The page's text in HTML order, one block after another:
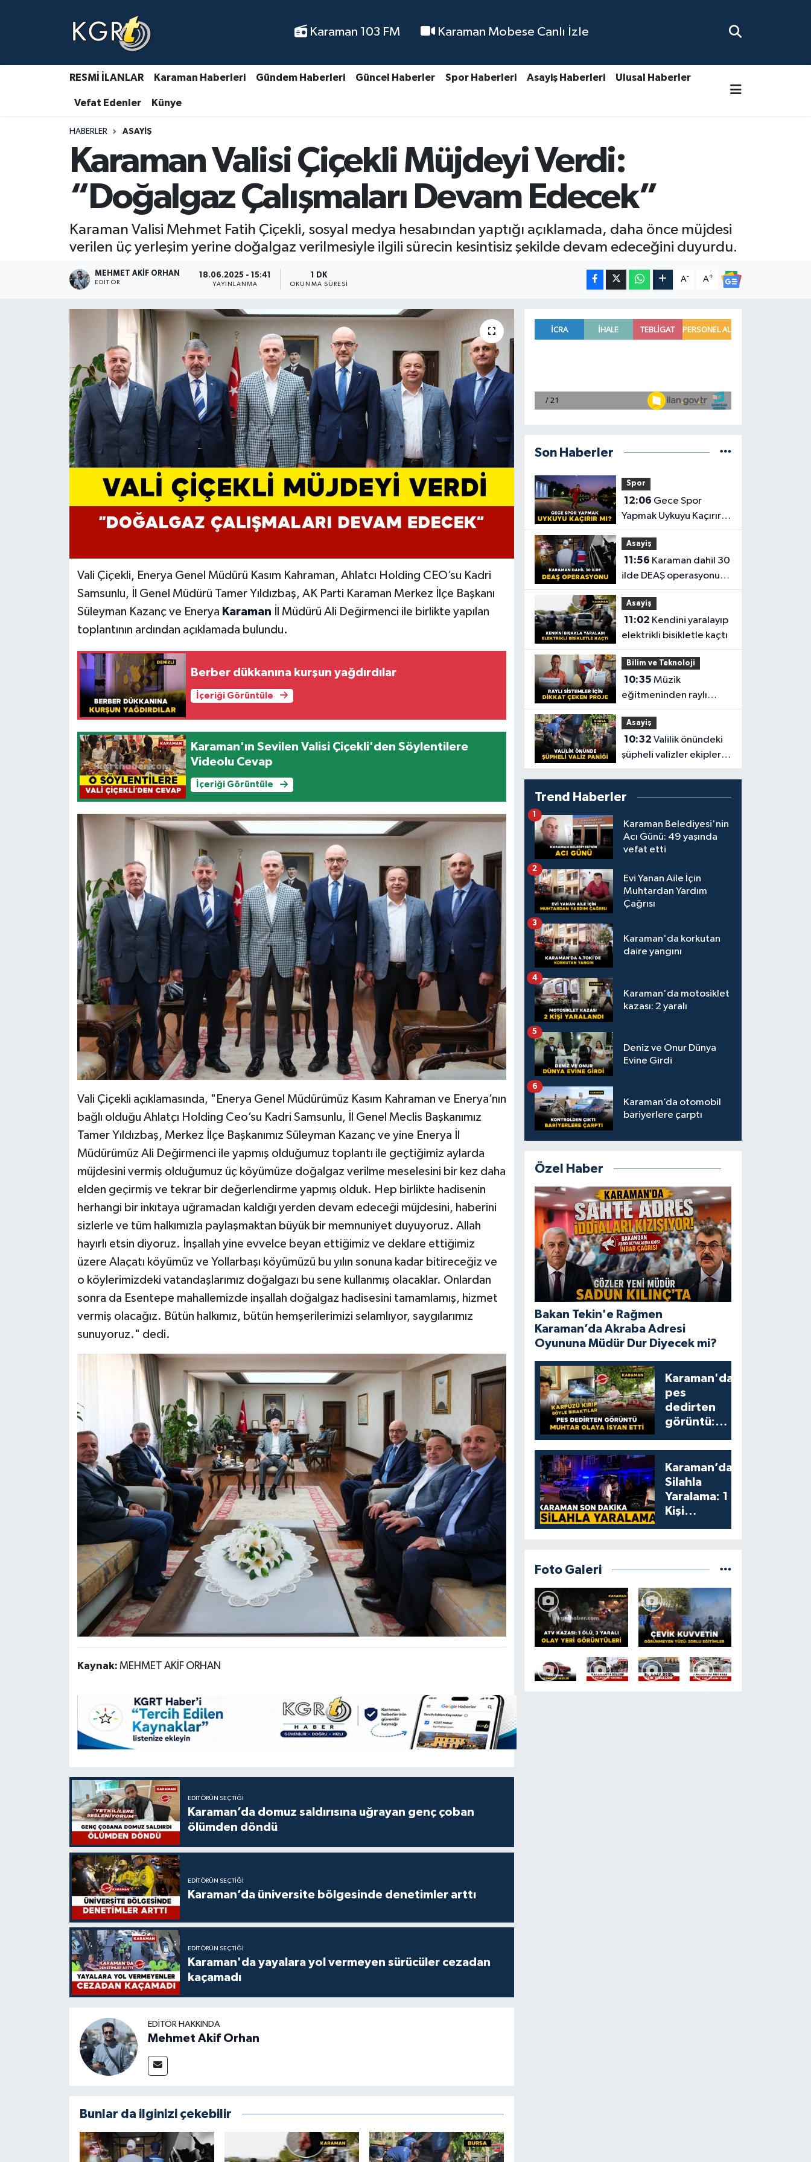
Karaman 103 FM Karaman Mobese Canlı İzle
RESMİ İLANLAR Karaman Haberleri Gündem Haberleri Güncel Haberler Spor Haberleri Asayiş Haberleri Ulusal Haberler
Vefat Edenler Künye
HABERLER ASAYIŞ
Karaman Valisi Çiçekli Müjdeyi Verdi:
“Doğalgaz Çalışmaları Devam Edecek”
Karaman Valisi Mehmet Fatih Çiçekli, sosyal medya hesabından yaptığı açıklamada, daha önce müjdesi
verilen üç yerleşim yerine doğalgaz verilmesiyle ilgili sürecin kesintisiz şekilde devam edeceğini duyurdu.
MEHMET AKIF ORHAN
EDITÖR
18.06.2025 - 15:41
YAYINLANMA
1 DK
OKUNMA SÜRESI
A- A+
Vali Çiçekli, Enerya Genel Müdürü Kasım Kahraman, Ahlatcı Holding CEO’su Kadri
Samsunlu, İl Genel Müdürü Tamer Yıldızbaş, AK Parti Karaman Merkez İlçe Başkanı
Süleyman Kazanç ve Enerya Karaman
İl Müdürü Ali Değirmenci ile birlikte yapılan
toplantının ardından açıklamada bulundu.
Berber dükkanına kurşun yağdırdılar
İçeriği Görüntüle
Karaman'ın Sevilen Valisi Çiçekli'den Söylentilere
Videolu Cevap
İçeriği Görüntüle
Vali Çiçekli açıklamasında, "Enerya Genel Müdürümüz Kasım Kahraman ve Enerya’nın
bağlı olduğu Ahlatçı Holding Ceo’su Kadri Samsunlu, İl Genel Meclis Başkanımız
Tamer Yıldızbaş, Merkez İlçe Başkanımız Süleyman Kazanç ve yine Enerya İl
Müdürümüz Ali Değirmenci ile yapmış olduğumuz toplantı ile geçtiğimiz aylarda
müjdesini vermiş olduğumuz üç köyümüze doğalgaz verilme meselesini bir kez daha
elden geçirmiş ve tekrar bir değerlendirme yapmış olduk. Hep birlikte hadisenin
herhangi bir inkıtaya uğramadan kaldığı yerden devam edeceği müjdesini, haberini
sizlerle ve tüm halkımızla paylaşmaktan büyük bir memnuniyet duyuyoruz. Allah
hayırlı etsin diyoruz. İnşallah yine evvelce beyan ettiğimiz ve deklare ettiğimiz
üzere Alaçatı köyümüz ve Yollarbaşı köyümüzü bu yılın sonuna kadar bitireceğiz ve
o köylerimizdeki vatandaşlarımız doğalgazı bu sene kullanmış olacaklar. Onlardan
sonra da Esentepe mahallemizde inşallah doğalgaz hadisesini tamamlamış, hizmet
vermiş olacağız. Bütün halkımız, bütün hemşerilerimizi selamlıyor, saygılarımız
sunuyoruz." dedi.
Kaynak: MEHMET AKİF ORHAN
EDITÖRÜN SEÇTIĞI
Karaman’da domuz saldırısına uğrayan genç çoban
ölümden döndü
EDITÖRÜN SEÇTIĞI
Karaman’da üniversite bölgesinde denetimler arttı
EDITÖRÜN SEÇTIĞI
Karaman'da yayalara yol vermeyen sürücüler cezadan
kaçamadı
EDITÖR HAKKINDA
Mehmet Akif Orhan
Bunlar da ilginizi çekebilir
Son Haberler
Spor
12:06
Yapmak Uykuyu Kaçırır
mı? İşte Vücudunuzda
Yaşananlar!
Asayiş
11:56
ilde DEAŞ operasyonu:
104 şüpheli yakalandı
Asayiş
11:02
elektrikli bisikletle kaçtı
Bilim ve Teknoloji
10:35
eğitmeninden raylı
sistemler için dikkat
çeken proje
Asayiş
10:32
şüpheli valizler ekipleri
harekete geçirdi
Trend Haberler
Karaman Belediyesi'nin
Acı Günü: 49 yaşında
vefat etti
1
Evi Yanan Aile İçin
Muhtardan Yardım
Çağrısı
2
Karaman'da korkutan
daire yangını
3
Karaman'da motosiklet
kazası: 2 yaralı
4
Deniz ve Onur Dünya
Evine Girdi
5
Karaman’da otomobil
bariyerlere çarptı
6
Özel Haber
Bakan Tekin'e Rağmen
Karaman’da Akraba Adresi
Oyununa Müdür Dur Diyecek mi?
Karaman'da
pes
dedirten
görüntü:
yumruklayıp
yediler,
artıklarını
kamelyada
bıraktılar
Karaman’da
Silahla
Yaralama: 1
Kişi
Foto Galeri
Karaman Haberleri
Gündem Haberleri
Güncel Haberler
Asayiş Haberleri
Ulusal Haberler
Vefat Edenler